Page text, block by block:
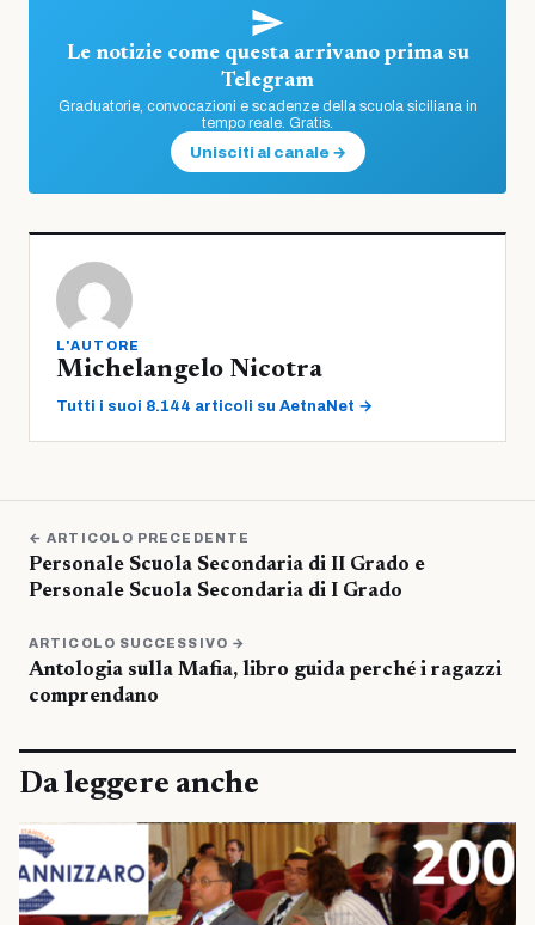
Le notizie come questa arrivano prima su
Telegram
Graduatorie, convocazioni e scadenze della scuola siciliana in
tempo reale. Gratis.
Unisciti al canale →
L'AUTORE
Michelangelo Nicotra
Tutti i suoi 8.144 articoli su AetnaNet →
← ARTICOLO PRECEDENTE
Personale Scuola Secondaria di II Grado e
Personale Scuola Secondaria di I Grado
ARTICOLO SUCCESSIVO →
Antologia sulla Mafia, libro guida perché i ragazzi
comprendano
Da leggere anche